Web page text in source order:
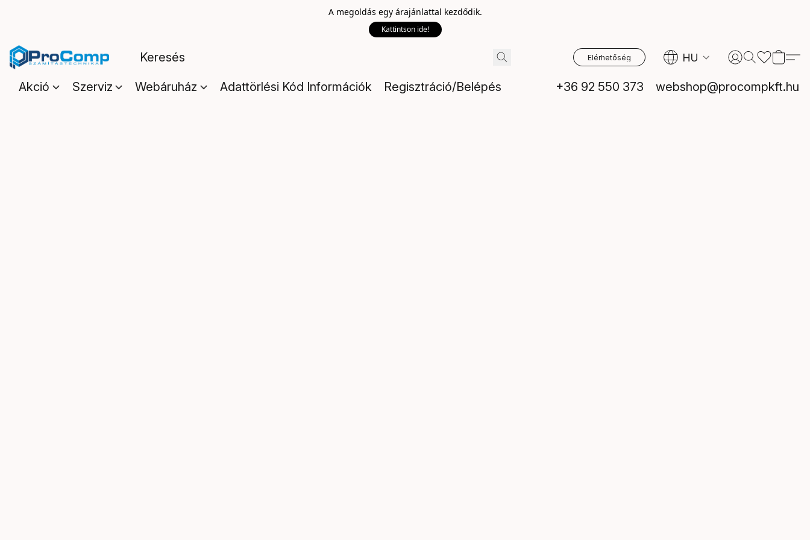
A megoldás egy árajánlattal kezdődik.
Kattintson ide!
Elérhetőség HU
Akció Szerviz Webáruház Adattörlési Kód Információk Regisztráció/Belépés +36 92 550 373 webshop@procompkft.hu